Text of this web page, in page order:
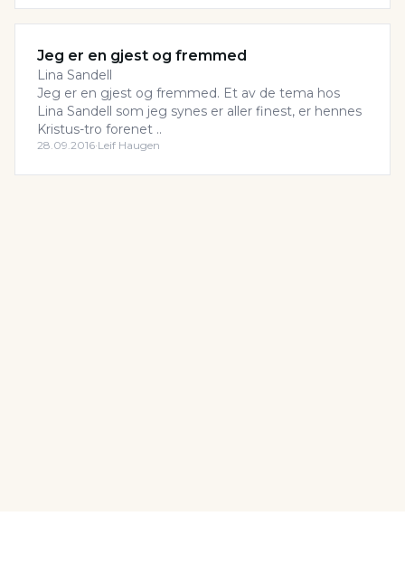
Jeg er en gjest og fremmed
Lina Sandell
Jeg er en gjest og fremmed. Et av de tema hos
Lina Sandell som jeg synes er aller finest, er hennes
Kristus-tro forenet ..
28.09.2016·Leif Haugen